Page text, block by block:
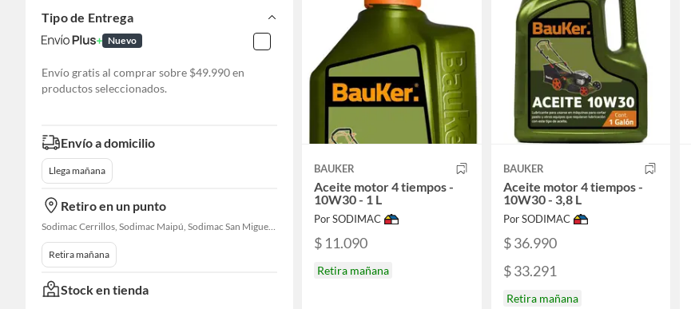
Tipo de Entrega
Nuevo
Envío gratis al comprar sobre $49.990 en
productos seleccionados.
Envío a domicilio
Llega mañana
Retiro en un punto
Sodimac Cerrillos, Sodimac Maipú, Sodimac San Miguel, Sodimac El Bosque, Sodimac San Bernardo, Constructor Cantagallo, Sodimac Talagante, Sodimac San Fernando
Retira mañana
Stock en tienda
BAUKER
Aceite motor 4 tiempos -
10W30 - 1 L
Por SODIMAC
$ 11.090
Retira mañana
BAUKER
Aceite motor 4 tiempos -
10W30 - 3,8 L
Por SODIMAC
$ 36.990
$ 33.291
Retira mañana